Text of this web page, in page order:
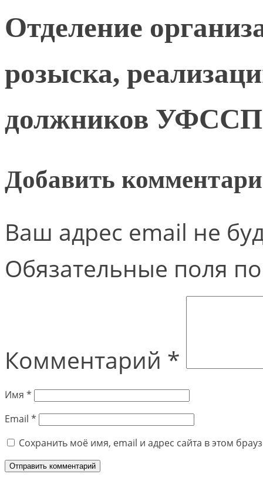
Отделение
розыска,
должников УФССП
Добавить
Ваш адрес email не
Обязательные поля
Комментарий *
Имя *
Email *
Сохранить моё имя, email и адрес сайта в этом